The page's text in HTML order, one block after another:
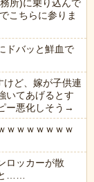
所)に乗り込んで
こちらに参りま
ドバッと鮮血で
けど、嫁が子供連
いてあげるとす
ー悪化しそう→
ｗｗｗｗｗｗｗ
ロッカーが散
と……